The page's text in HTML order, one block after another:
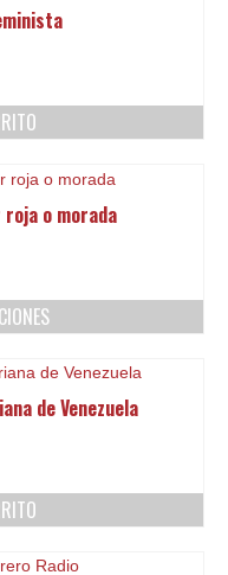
o morada
de Venezuela